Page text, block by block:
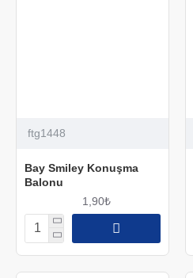
ftg1448
Bay Smiley Konuşma
Balonu
1,90₺